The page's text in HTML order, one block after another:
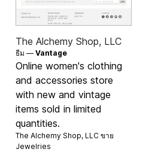
The Alchemy Shop, LLC
ธีม —Vantage
Online women's clothing
and accessories store
with new and vintage
items sold in limited
quantities.
The Alchemy Shop, LLC ขาย
Jewelries